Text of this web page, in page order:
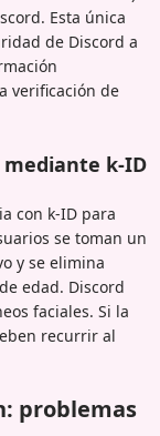
Esta única
de Discord a
verificación de
k-ID
con k-ID para
se toman un
y se elimina
edad. Discord
faciales. Si la
recurrir al
problemas